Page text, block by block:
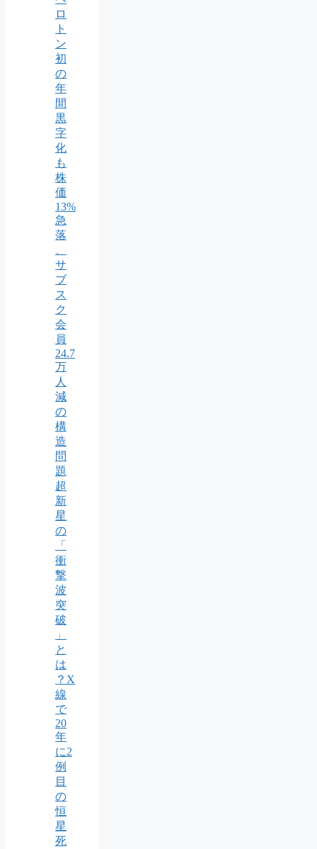
ロ
ト
ン
初
の
年
間
黒
字
化
も
株
価
13%
急
落
サ
ブ
ス
ク
会
員
24.7
万
人
減
の
構
造
問
題
超
新
星
の
「
衝
撃
波
突
破
」
と
は
？X
線
で
20
年
に2
例
目
の
恒
星
死